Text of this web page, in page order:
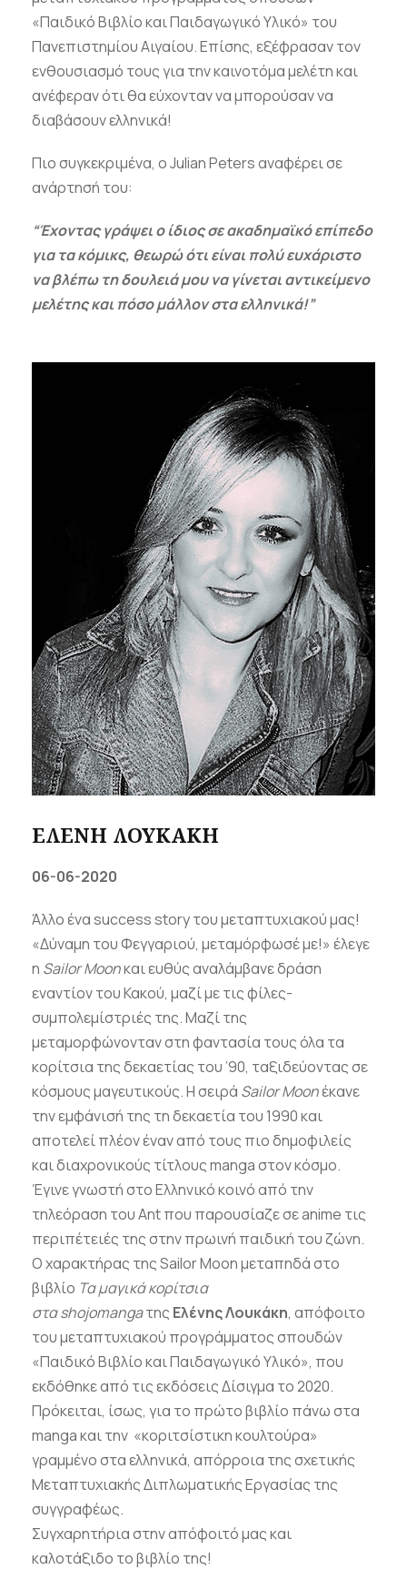
«Παιδικό Βιβλίο και Παιδαγωγικό Υλικό» του
Πανεπιστημίου Αιγαίου. Επίσης, εξέφρασαν τον
ενθουσιασμό τους για την καινοτόμα μελέτη και
ανέφεραν ότι θα εύχονταν να μπορούσαν να
διαβάσουν ελληνικά!
Πιο συγκεκριμένα, ο Julian Peters αναφέρει σε
ανάρτησή του:
“Έχοντας γράψει ο ίδιος σε ακαδημαϊκό επίπεδο
για τα κόμικς, θεωρώ ότι είναι πολύ ευχάριστο
να βλέπω τη δουλειά μου να γίνεται αντικείμενο
μελέτης και πόσο μάλλον στα ελληνικά!”
ΕΛΕΝΗ ΛΟΥΚΑΚΗ
06-06-2020
Άλλο ένα success story του μεταπτυχιακού μας!
«Δύναμη του Φεγγαριού, μεταμόρφωσέ με!» έλεγε
η Sailor Moonκαι ευθύς αναλάμβανε δράση
εναντίον του Κακού, μαζί με τις φίλες-
συμπολεμίστριές της. Μαζί της
μεταμορφώνονταν στη φαντασία τους όλα τα
κορίτσια της δεκαετίας του ’90, ταξιδεύοντας σε
κόσμους μαγευτικούς. Η σειρά Sailor Moonέκανε
την εμφάνισή της τη δεκαετία του 1990 και
αποτελεί πλέον έναν από τους πιο δημοφιλείς
και διαχρονικούς τίτλους manga στον κόσμο.
Έγινε γνωστή στο Ελληνικό κοινό από την
τηλεόραση του Ant που παρουσίαζε σε anime τις
περιπέτειές της στην πρωινή παιδική του ζώνη.
Ο χαρακτήρας της Sailor Moon μεταπηδά στο
βιβλίο Τα μαγικά κορίτσια
στα shojomangaτης Ελένης Λουκάκη, απόφοιτο
του μεταπτυχιακού προγράμματος σπουδών
«Παιδικό Βιβλίο και Παιδαγωγικό Υλικό», που
εκδόθηκε από τις εκδόσεις Δίσιγμα το 2020.
Πρόκειται, ίσως, για το πρώτο βιβλίο πάνω στα
manga και την «κοριτσίστικη κουλτούρα»
γραμμένο στα ελληνικά, απόρροια της σχετικής
Μεταπτυχιακής Διπλωματικής Εργασίας της
συγγραφέως.
Συγχαρητήρια στην απόφοιτό μας και
καλοτάξιδο το βιβλίο της!